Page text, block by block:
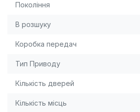
Покоління
В розшуку
Коробка передач
Тип Приводу
Кількість дверей
Кількість місць